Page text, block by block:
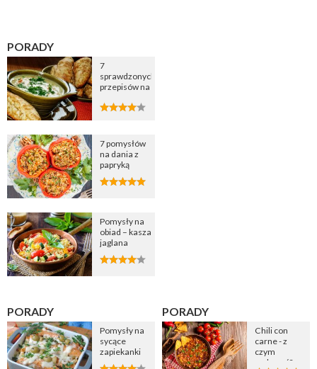
PORADY
7
sprawdzonych
przepisów na
cebulową
7 pomysłów
na dania z
papryką
Pomysły na
obiad – kasza
jaglana
PORADY
Pomysły na
sycące
zapiekanki
PORADY
Chili con
carne - z
czym
podawać?